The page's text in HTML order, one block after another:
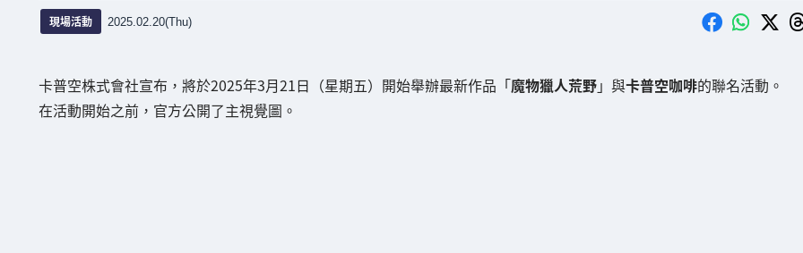
現場活動 2025.02.20(Thu)
卡普空株式會社宣布，將於2025年3月21日（星期五）開始舉辦最新作品「魔物獵人荒野」與卡普空咖啡的聯名活動。
在活動開始之前，官方公開了主視覺圖。